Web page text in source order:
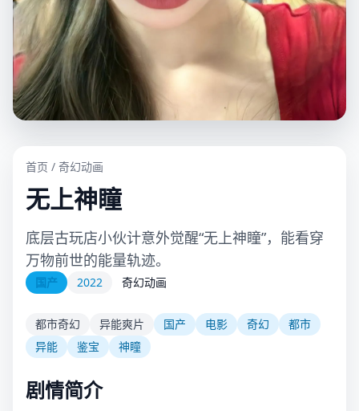
首页 / 奇幻动画
无上神瞳
底层古玩店小伙计意外觉醒“无上神瞳”，能看穿
万物前世的能量轨迹。
国产 2022 奇幻动画
都市奇幻 异能爽片 国产 电影 奇幻
都市
异能
鉴宝 神瞳
剧情简介